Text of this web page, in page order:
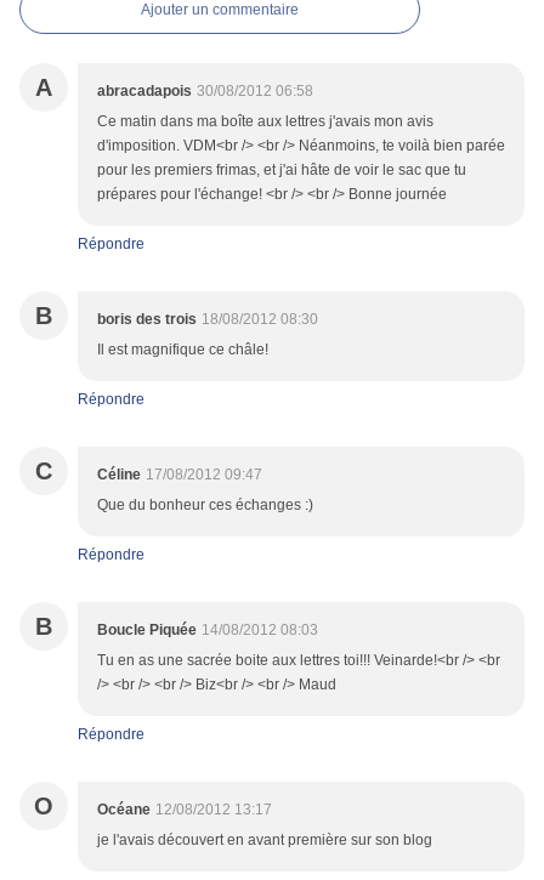
Ajouter un commentaire
A abracadapois 30/08/2012 06:58
Ce matin dans ma boîte aux lettres j'avais mon avis
d'imposition. VDM<br /> <br /> Néanmoins, te voilà bien parée
pour les premiers frimas, et j'ai hâte de voir le sac que tu
prépares pour l'échange! <br /> <br /> Bonne journée
Répondre
B boris des trois 18/08/2012 08:30
Il est magnifique ce châle!
Répondre
C Céline 17/08/2012 09:47
Que du bonheur ces échanges :)
Répondre
B Boucle Piquée 14/08/2012 08:03
Tu en as une sacrée boite aux lettres toi!!! Veinarde!<br /> <br
/> <br /> <br /> Biz<br /> <br /> Maud
Répondre
O Océane 12/08/2012 13:17
je l'avais découvert en avant première sur son blog